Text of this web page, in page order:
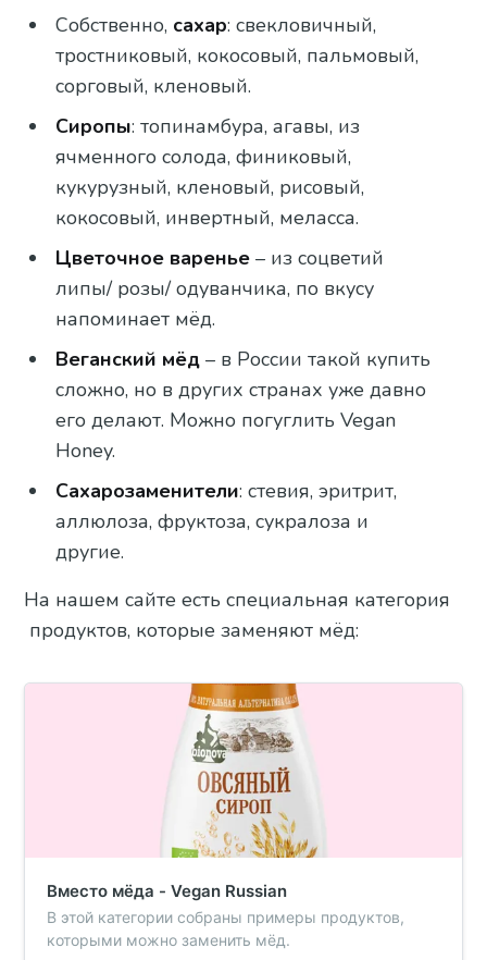
Собственно, сахар: свекловичный,
тростниковый, кокосовый, пальмовый,
сорговый, кленовый.
Сиропы: топинамбура, агавы, из
ячменного солода, финиковый,
кукурузный, кленовый, рисовый,
кокосовый, инвертный, меласса.
Цветочное варенье – из соцветий
липы/ розы/ одуванчика, по вкусу
напоминает мёд.
Веганский мёд – в России такой купить
сложно, но в других странах уже давно
его делают. Можно погуглить Vegan
Honey.
Сахарозаменители: стевия, эритрит,
аллюлоза, фруктоза, сукралоза и
другие.
На нашем сайте есть специальная категория
продуктов, которые заменяют мёд:
Вместо мёда - Vegan Russian
В этой категории собраны примеры продуктов,
которыми можно заменить мёд.